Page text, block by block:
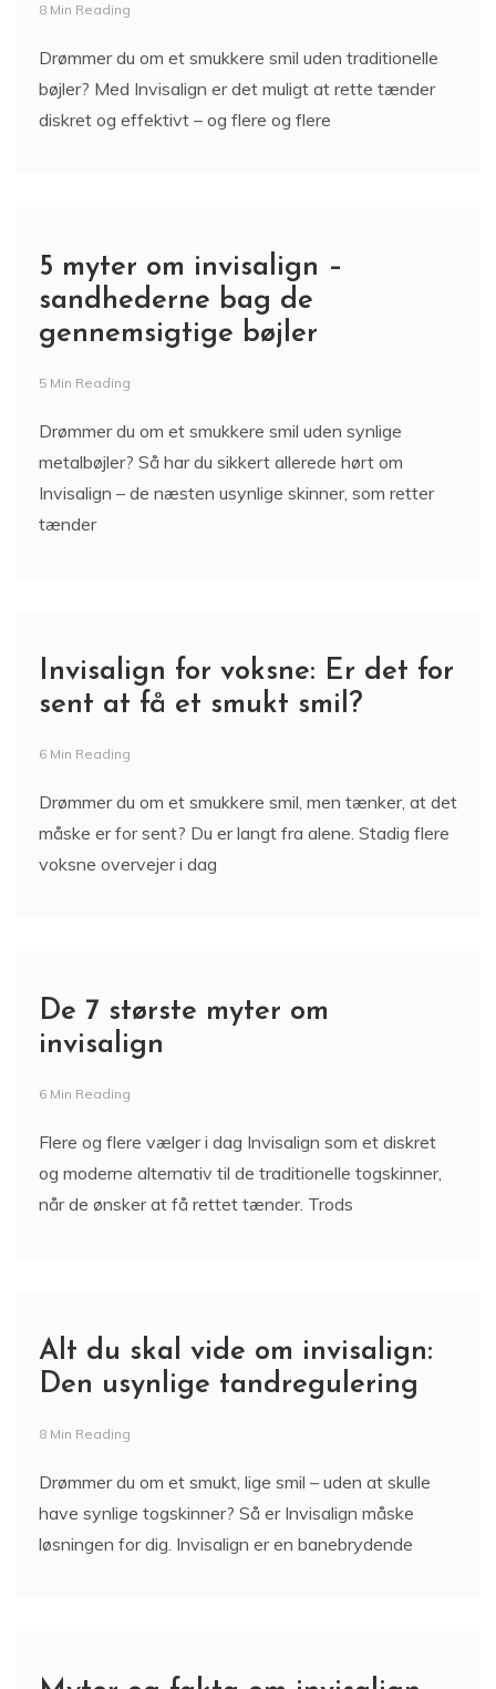
8 Min Reading
Drømmer du om et smukkere smil uden traditionelle
bøjler? Med Invisalign er det muligt at rette tænder
diskret og effektivt – og flere og flere
5 myter om invisalign –
sandhederne bag de
gennemsigtige bøjler
5 Min Reading
Drømmer du om et smukkere smil uden synlige
metalbøjler? Så har du sikkert allerede hørt om
Invisalign – de næsten usynlige skinner, som retter
tænder
Invisalign for voksne: Er det for
sent at få et smukt smil?
6 Min Reading
Drømmer du om et smukkere smil, men tænker, at det
måske er for sent? Du er langt fra alene. Stadig flere
voksne overvejer i dag
De 7 største myter om
invisalign
6 Min Reading
Flere og flere vælger i dag Invisalign som et diskret
og moderne alternativ til de traditionelle togskinner,
når de ønsker at få rettet tænder. Trods
Alt du skal vide om invisalign:
Den usynlige tandregulering
8 Min Reading
Drømmer du om et smukt, lige smil – uden at skulle
have synlige togskinner? Så er Invisalign måske
løsningen for dig. Invisalign er en banebrydende